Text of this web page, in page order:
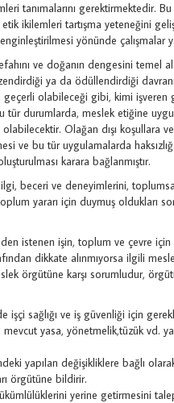
tanımalarını gerektirmektedir.
ikilemleri tartışma yeteneğini
yönünde çalışmalar
ve doğanın dengesini
ya da ödüllendirdiği
geçerli olabileceği gibi, kimi
tür durumlarda, meslek etiğine
Olağan dışı koşullara
ve bu tür uygulamalarda
karara bağlanmıştır.
beceri ve deneyimlerini, toplumsal
yararı için duymuş oldukları
istenen işin, toplum ve çevre
dikkate alınmıyorsa ilgili
örgütüne karşı sorumludur,
sağlığı ve iş güvenliği için
yasa, yönetmelik,tüzük vd.
yapılan değişikliklere bağlı
örgütüne bildirir.
yerine getirmesini